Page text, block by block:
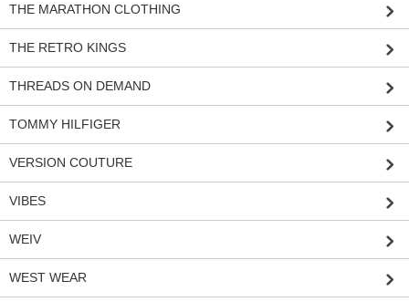
THE MARATHON CLOTHING
THE RETRO KINGS
THREADS ON DEMAND
TOMMY HILFIGER
VERSION COUTURE
VIBES
WEIV
WEST WEAR